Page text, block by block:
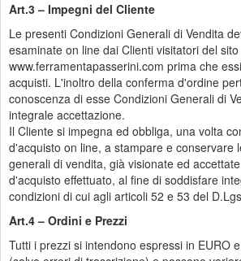
Art.3 – Impegni del Cliente
Le presenti Condizioni Generali di Vendita
esaminate on line dai Clienti visitatori del sito
www.ferramentapasserini.com prima che
acquisti. L'inoltro della conferma d'ordine
conoscenza di esse Condizioni Generali di
integrale accettazione.
Il Cliente si impegna ed obbliga, una volta
d'acquisto on line, a stampare e conservare
generali di vendita, già visionate ed
d'acquisto effettuato, al fine di soddisfare
condizioni di cui agli articoli 52 e 53 del
Art.4 – Ordini e Prezzi
Tutti i prezzi si intendono espressi in EURO